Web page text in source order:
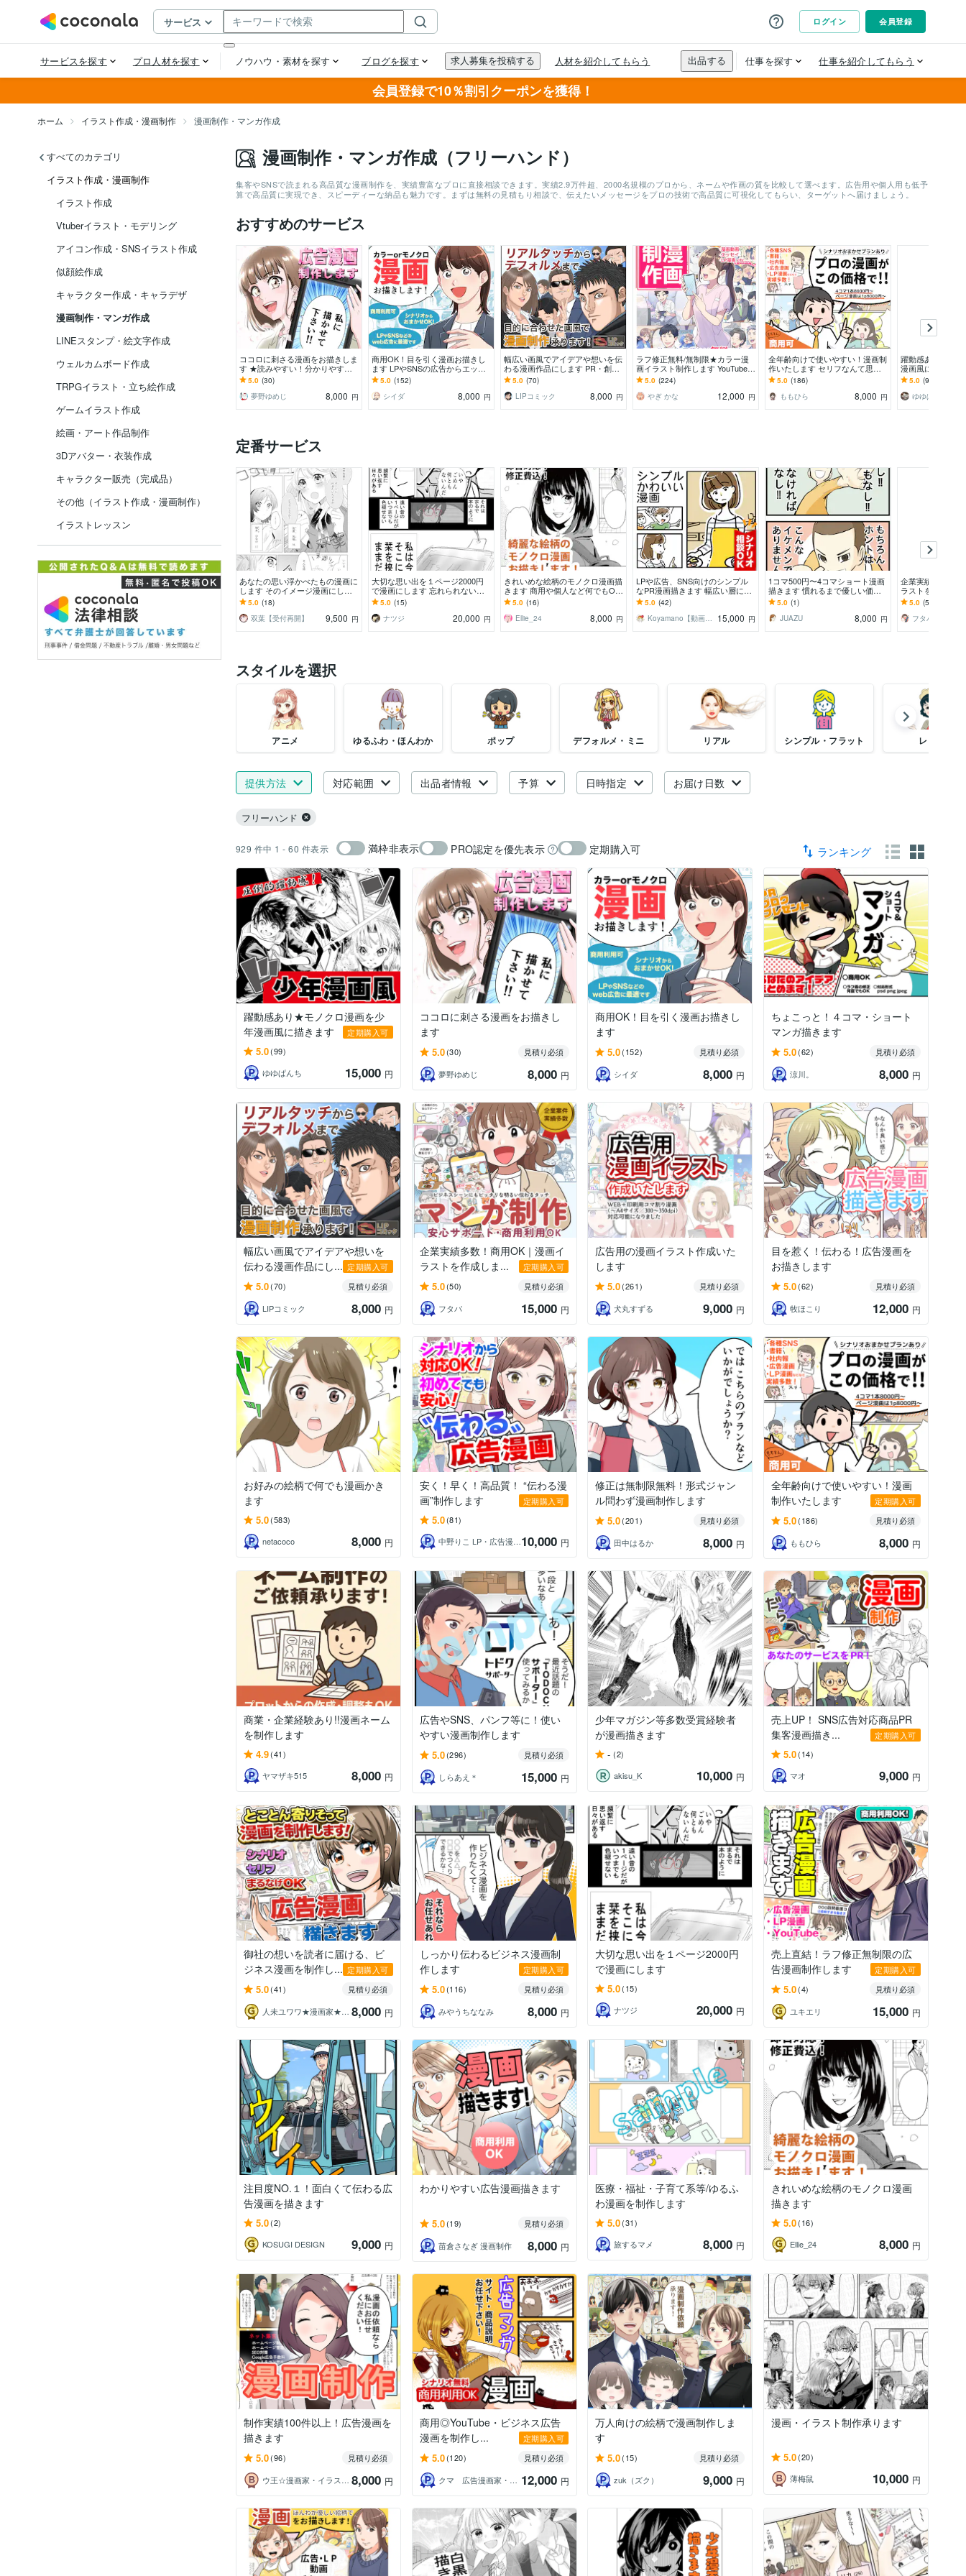
会員登録で10％割引クーポンを獲得！
ホーム イラスト作成・漫画制作 漫画制作・マンガ作成
すべてのカテゴリ
イラスト作成・漫画制作
イラスト作成
Vtuberイラスト・モデリング
アイコン作成・SNSイラスト作成
似顔絵作成
キャラクター作成・キャラデザ
漫画制作・マンガ作成
LINEスタンプ・絵文字作成
ウェルカムボード作成
TRPGイラスト・立ち絵作成
ゲームイラスト作成
絵画・アート作品制作
3Dアバター・衣装作成
キャラクター販売（完成品）
その他（イラスト作成・漫画制作）
イラストレッスン
漫画制作・マンガ作成（フリーハンド）
集客やSNSで読まれる高品質な漫画制作を、実績豊富なプロに直接相談できます。実績2.9万件超、2000名規模のプロから、ネームや作画の質を比較して選べます。広告用や個人用も低予
算で高品質に実現でき、スピーディーな納品も魅力です。まずは無料の見積もり相談で、伝えたいメッセージをプロの技術で高品質に可視化してもらい、ターゲットへ届けましょう。
おすすめのサービス
ココロに刺さる漫画をお描きしま
す ★読みやすい！分かりやす
い！目に留まる漫画をお描きしま
す！★
5.0 (30)
夢野ゆめじ
8,000 円
商用OK！目を引く漫画お描きし
ます LPやSNSの広告からエッセ
イ、youtubeなど幅広く対応
5.0 (152)
シイダ
8,000 円
幅広い画風でアイデアや想いを伝
わる漫画作品にします PR・創
作・実話の漫画化！企画構成や漫
画動画展開にも対応！
5.0 (70)
LIPコミック
8,000 円
ラフ修正無料/無制限★カラー漫
画イラスト制作します YouTube広
告・LP広告・各種SNS対応しま
す！
5.0 (224)
やぎ かな
12,000 円
全年齢向けで使いやすい！漫画制
作いたします セリフなんて思い
浮かばない…そんなお悩みお任せ
ください！
5.0 (186)
ももひら
8,000 円
躍動感あり★モノ
漫画風に描きま
躍動感が得意で
画を作りませんか
5.0 (99)
ゆゆぱんち
定番サービス
あなたの思い浮かべたもの漫画に
します そのイメージ漫画にして
みませんか。全力でお手伝いしま
す！
5.0 (18)
双葉【受付再開】
9,500 円
大切な思い出を１ページ2000円
で漫画にします 忘れられない思
いを漫画にして残しておきません
か
5.0 (15)
ナツジ
20,000 円
きれいめな絵柄のモノクロ漫画描
きます 商用や個人など何でもOK!
綺麗なモノクロ漫画お描きしま
す！
5.0 (16)
Ellie_24
8,000 円
LPや広告、SNS向けのシンプル
なPR漫画描きます 幅広い層にフ
ィットする読みやいシンプルなマ
ンガ・イラストです
5.0 (42)
Koyamano【動画×漫画×デザイン】
15,000 円
1コマ500円〜4コマショート漫画
描きます 慣れるまで優しい価格
で！可愛いもかっこいいも爽やか
も描けます
5.0 (1)
JUAZU
8,000 円
企業実績多数！
ラストを作成し
頼でも安心・明
る絵柄
5.0 (50)
フタバ
スタイルを選択
アニメ ゆるふわ・ほんわか ポップ デフォルメ・ミニ リアル シンプル・フラット レトロ
提供方法 対応範囲 出品者情報 予算 日時指定 お届け日数
フリーハンド
929 件中 1 - 60 件表示 満枠非表示 PRO認定を優先表示 定期購入可 ランキング
躍動感あり★モノクロ漫画を少
年漫画風に描きます
定期購入可
5.0(99)
ゆゆぱんち
15,000 円
ココロに刺さる漫画をお描きし
ます
5.0(30)
見積り必須
夢野ゆめじ
8,000 円
商用OK！目を引く漫画お描きし
ます
5.0(152)
見積り必須
シイダ
8,000 円
ちょこっと！４コマ・ショート
マンガ描きます
5.0(62)
見積り必須
涼川。
8,000 円
幅広い画風でアイデアや想いを
伝わる漫画作品にし... 定期購入可
5.0(70)
見積り必須
LIPコミック
8,000 円
企業実績多数！商用OK｜漫画イ
ラストを作成しま...
定期購入可
5.0(50)
見積り必須
フタバ
15,000 円
広告用の漫画イラスト作成いた
します
5.0(261)
見積り必須
犬丸すずる
9,000 円
目を惹く！伝わる！広告漫画を
お描きします
5.0(62)
見積り必須
牧ほこり
12,000 円
お好みの絵柄で何でも漫画かき
ます
5.0(583)
netacoco
8,000 円
安く！早く！高品質！ “伝わる漫
画”制作します
定期購入可
5.0(81)
中野りこ LP・広告漫画クリエイター 10,000 円
修正は無制限無料！形式ジャン
ル問わず漫画制作します
5.0(201)
見積り必須
田中はるか
8,000 円
全年齢向けで使いやすい！漫画
制作いたします
定期購入可
5.0(186)
見積り必須
ももひら
8,000 円
商業・企業経験あり!!漫画ネーム
を制作します
4.9(41)
ヤマザキ515
8,000 円
広告やSNS、パンフ等に！使い
やすい漫画制作します
5.0(296)
見積り必須
しらあえ＊
15,000 円
少年マガジン等多数受賞経験者
が漫画描きます
- (2)
akisu_K
10,000 円
売上UP！ SNS広告対応商品PR
集客漫画描き...
定期購入可
5.0(14)
マオ
9,000 円
御社の想いを読者に届ける、ビ
ジネス漫画を制作し... 定期購入可
5.0(41)
見積り必須
人未ユワワ★漫画家★心の共有を一番大切に 8,000 円
しっかり伝わるビジネス漫画制
作します
定期購入可
5.0(116)
見積り必須
みやうちななみ
8,000 円
大切な思い出を１ページ2000円
で漫画にします
5.0(15)
ナツジ
20,000 円
売上直結！ラフ修正無制限の広
告漫画制作します
定期購入可
5.0(4)
見積り必須
ユキエリ
15,000 円
注目度NO.１！面白くて伝わる広
告漫画を描きます
5.0(2)
KOSUGI DESIGN
9,000 円
わかりやすい広告漫画描きます
5.0(19)
見積り必須
苗倉さなぎ 漫画制作
8,000 円
医療・福祉・子育て系等/ゆるふ
わ漫画を制作します
5.0(31)
旅するマメ
8,000 円
きれいめな絵柄のモノクロ漫画
描きます
5.0(16)
Ellie_24
8,000 円
制作実績100件以上！広告漫画を
描きます
5.0(96)
見積り必須
ウ王☆漫画家・イラストレーター☆ 8,000 円
商用◎YouTube・ビジネス広告
漫画を制作し...
定期購入可
5.0(120)
見積り必須
クマ 広告漫画家・PRO認定
12,000 円
万人向けの絵柄で漫画制作しま
す
5.0(15)
見積り必須
zuk（ズク）
9,000 円
漫画・イラスト制作承ります
5.0(20)
薄梅鼠
10,000 円